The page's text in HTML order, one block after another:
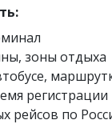
зоны отдыха
рейсов по